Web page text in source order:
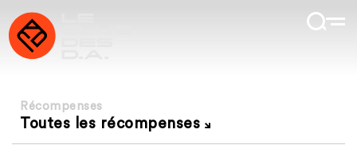
Récompenses
Toutes les récompenses